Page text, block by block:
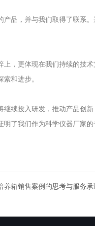
，并与我们取得了联系。
更体现在我们持续的技术
和进步。
投入研发，推动产品创新
明了我们作为科学仪器厂家
养箱销售案例的思考与服务承